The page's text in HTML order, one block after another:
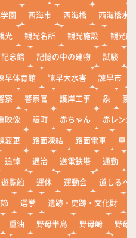
園 西海市 西海橋
西海橋水
光 観光名所 観光施設
観光船
記念館 記憶の中の建物 試験
早体育館 諫早大水害 諫早市
察 警察官 護岸工事 象
豪
映像 賑町 赤ちゃん
赤レンガ
変更 路面凍結 路面電車
車
追悼 退治 送電鉄塔 通勤
遊覧船 運休 運動会
道しるべ
選挙 遺跡・史跡・文化財
重油 野母半島 野母崎
野母